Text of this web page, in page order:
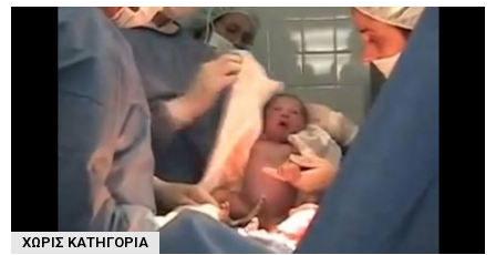
ΧΩΡΊΣ ΚΑΤΗΓΟΡΊΑ